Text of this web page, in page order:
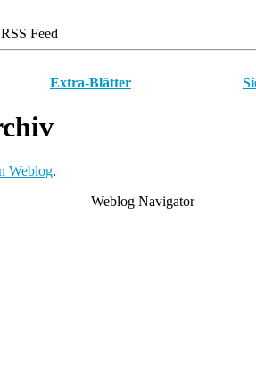
RSS Feed
Extra-Blätter
Weblog.
Weblog Navigator